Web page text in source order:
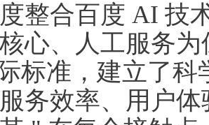
整合百度 AI 技
心、人工服务
标准，建立了
务效率、用户